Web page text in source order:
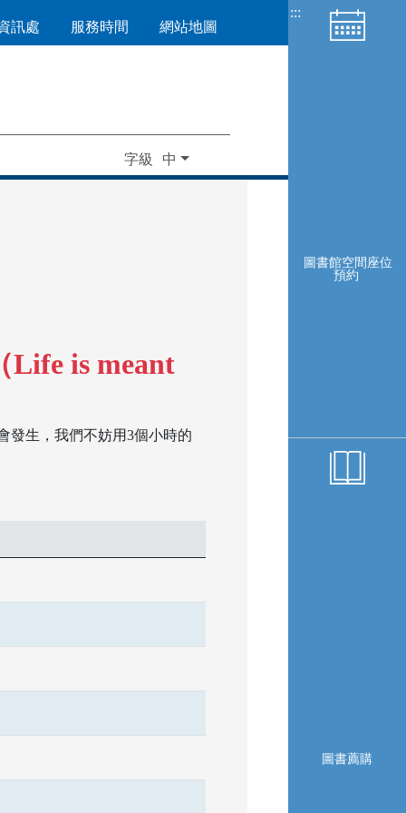
訊處 服務時間 網站地圖
字級
:::
圖書館空間座位
預約
圖書薦購
Life is meant
發生，我們不妨用3個小時的